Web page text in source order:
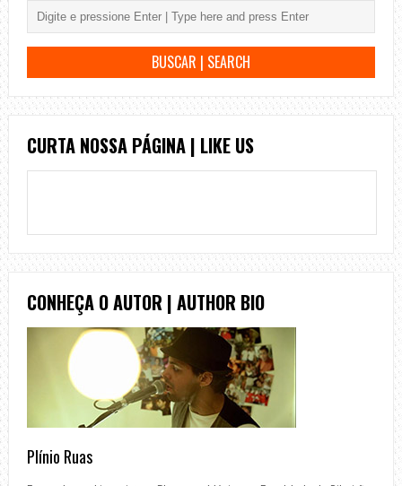
CURTA NOSSA PÁGINA | LIKE US
CONHEÇA O AUTOR | AUTHOR BIO
Plínio Ruas